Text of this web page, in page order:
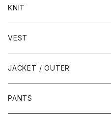
KNIT
VEST
JACKET / OUTER
PANTS